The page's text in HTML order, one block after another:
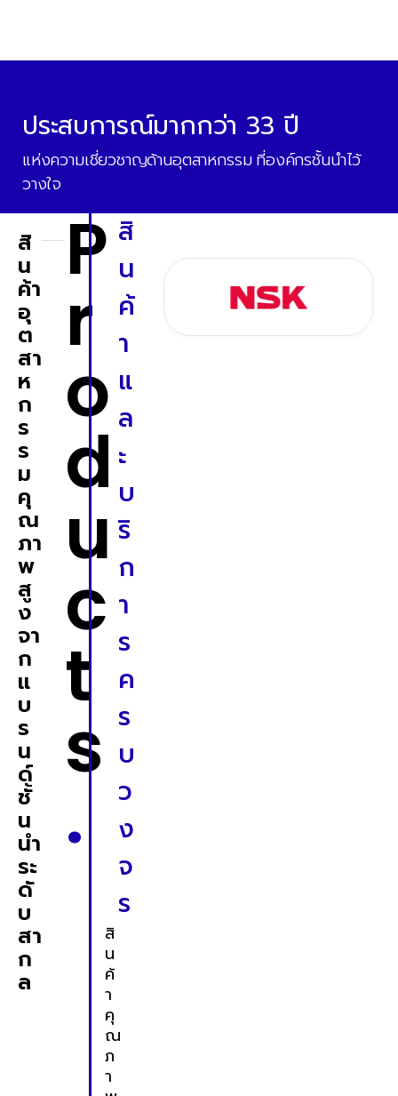
ประสบการณ์มากกว่า 33 ปี
แห่งความเชี่ยวชาญด้านอุตสาหกรรม ที่องค์กรชั้นนำไว้
วางใจ
สิ
น
ค้า
อุ
ต
สา
ห
ก
ร
ร
ม
คุ
ณ
ภา
พ
สู
ง
จา
ก
แ
บ
ร
น
ด์
ชั้
น
นำ
ระ
ดั
บ
สา
ก
ล
P
r
o
d
u
c
t
s
.
สิ
น
ค้
า
แ
ล
ะ
บ
ริ
ก
า
ร
ค
ร
บ
ว
ง
จ
ร
สิ
น
ค้
า
คุ
ณ
ภ
า